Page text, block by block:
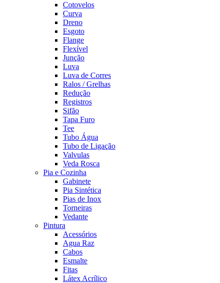
Cotovelos
Curva
Dreno
Esgoto
Flange
Flexível
Junção
Luva
Luva de Corres
Ralos / Grelhas
Redução
Registros
Sifão
Tapa Furo
Tee
Tubo Água
Tubo de Ligação
Valvulas
Veda Rosca
Pia e Cozinha
Gabinete
Pia Sintética
Pias de Inox
Torneiras
Vedante
Pintura
Acessórios
Agua Raz
Cabos
Esmalte
Fitas
Látex Acrílico